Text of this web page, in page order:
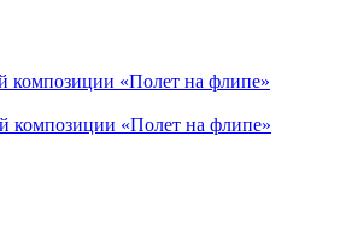
композиции «Полет на флипе»
композиции «Полет на флипе»